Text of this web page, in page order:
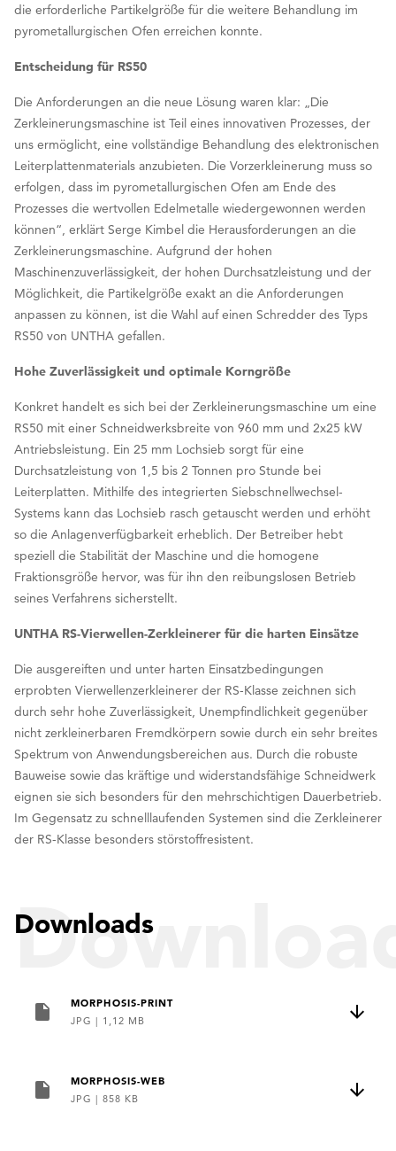
die erforderliche Partikelgröße für die weitere Behandlung im
pyrometallurgischen Ofen erreichen konnte.
Entscheidung für RS50
Die Anforderungen an die neue Lösung waren klar: „Die
Zerkleinerungsmaschine ist Teil eines innovativen Prozesses, der
uns ermöglicht, eine vollständige Behandlung des elektronischen
Leiterplattenmaterials anzubieten. Die Vorzerkleinerung muss so
erfolgen, dass im pyrometallurgischen Ofen am Ende des
Prozesses die wertvollen Edelmetalle wiedergewonnen werden
können“, erklärt Serge Kimbel die Herausforderungen an die
Zerkleinerungsmaschine. Aufgrund der hohen
Maschinenzuverlässigkeit, der hohen Durchsatzleistung und der
Möglichkeit, die Partikelgröße exakt an die Anforderungen
anpassen zu können, ist die Wahl auf einen Schredder des Typs
RS50 von UNTHA gefallen.
Hohe Zuverlässigkeit und optimale Korngröße
Konkret handelt es sich bei der Zerkleinerungsmaschine um eine
RS50 mit einer Schneidwerksbreite von 960 mm und 2x25 kW
Antriebsleistung. Ein 25 mm Lochsieb sorgt für eine
Durchsatzleistung von 1,5 bis 2 Tonnen pro Stunde bei
Leiterplatten. Mithilfe des integrierten Siebschnellwechsel-
Systems kann das Lochsieb rasch getauscht werden und erhöht
so die Anlagenverfügbarkeit erheblich. Der Betreiber hebt
speziell die Stabilität der Maschine und die homogene
Fraktionsgröße hervor, was für ihn den reibungslosen Betrieb
seines Verfahrens sicherstellt.
UNTHA RS-Vierwellen-Zerkleinerer für die harten Einsätze
Die ausgereiften und unter harten Einsatzbedingungen
erprobten Vierwellenzerkleinerer der RS-Klasse zeichnen sich
durch sehr hohe Zuverlässigkeit, Unempfindlichkeit gegenüber
nicht zerkleinerbaren Fremdkörpern sowie durch ein sehr breites
Spektrum von Anwendungsbereichen aus. Durch die robuste
Bauweise sowie das kräftige und widerstandsfähige Schneidwerk
eignen sie sich besonders für den mehrschichtigen Dauerbetrieb.
Im Gegensatz zu schnelllaufenden Systemen sind die Zerkleinerer
der RS-Klasse besonders störstoffresistent.
Downloads
MORPHOSIS-PRINT
JPG | 1,12 MB
MORPHOSIS-WEB
JPG | 858 KB